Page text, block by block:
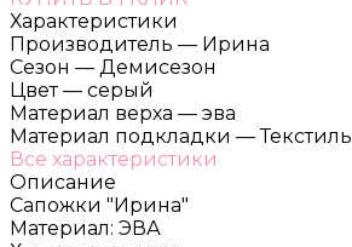
Характеристики
Производитель — Ирина
Сезон — Демисезон
Цвет — серый
Материал верха — эва
Материал подкладки — Текстиль
Все характеристики
Описание
Сапожки "Ирина"
Материал: ЭВА